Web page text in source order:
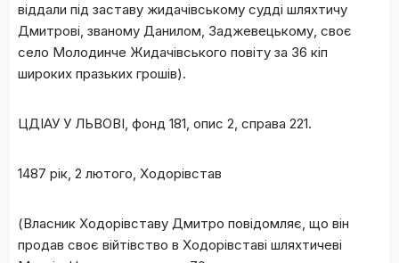
віддали під заставу жидачівському судді шляхтичу
Дмитрові, званому Данилом, Заджевецькому, своє
село Молодинче Жидачівського повіту за 36 кіп
широких празьких грошів).
ЦДІАУ У ЛЬВОВІ, фонд 181, опис 2, справа 221.
1487 рік, 2 лютого, Ходорівстав
(Власник Ходорівставу Дмитро повідомляє, що він
продав своє війтівство в Ходорівставі шляхтичеві